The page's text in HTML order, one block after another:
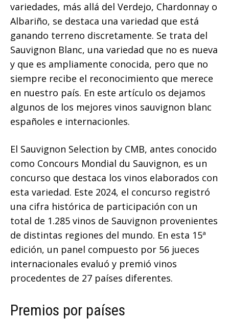
variedades, más allá del Verdejo, Chardonnay o
Albariño, se destaca una variedad que está
ganando terreno discretamente. Se trata del
Sauvignon Blanc, una variedad que no es nueva
y que es ampliamente conocida, pero que no
siempre recibe el reconocimiento que merece
en nuestro país. En este artículo os dejamos
algunos de los mejores vinos sauvignon blanc
españoles e internacionles.
El Sauvignon Selection by CMB, antes conocido
como Concours Mondial du Sauvignon, es un
concurso que destaca los vinos elaborados con
esta variedad. Este 2024, el concurso registró
una cifra histórica de participación con un
total de 1.285 vinos de Sauvignon provenientes
de distintas regiones del mundo. En esta 15ª
edición, un panel compuesto por 56 jueces
internacionales evaluó y premió vinos
procedentes de 27 países diferentes.
Premios por países